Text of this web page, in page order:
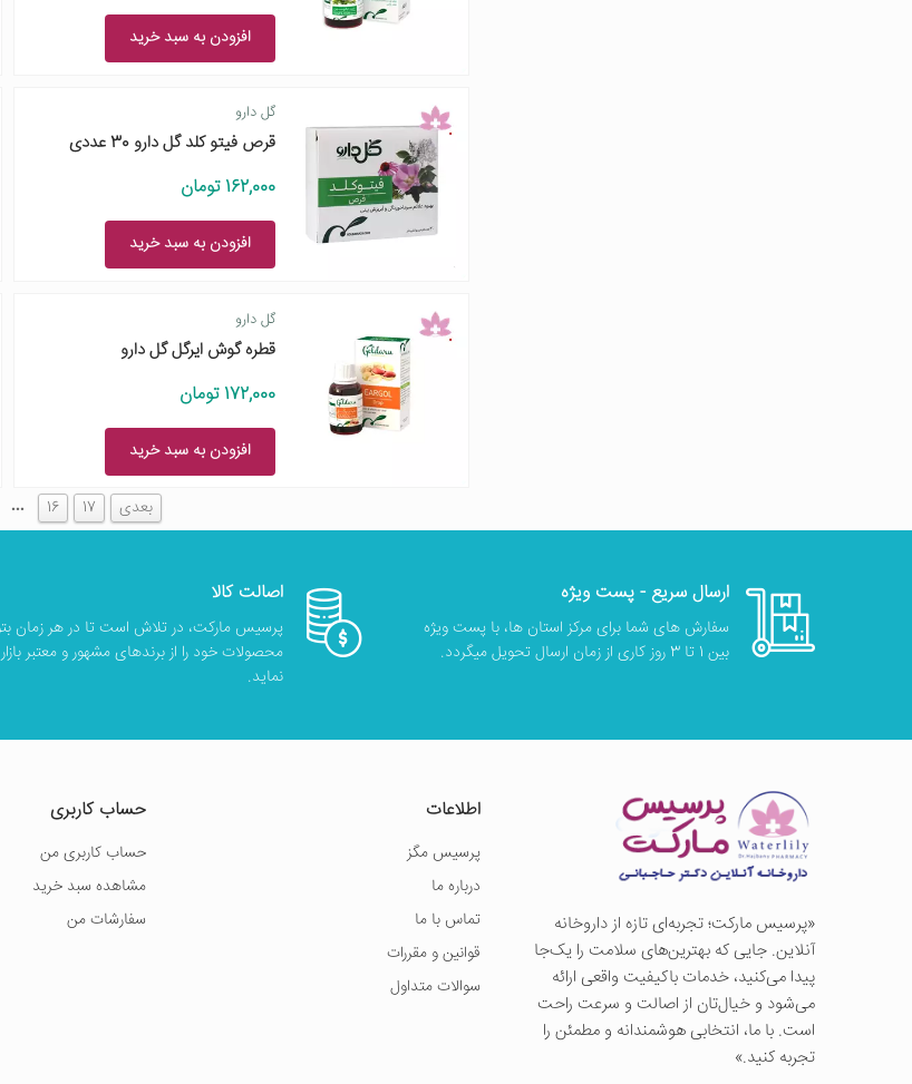
افزودن به سبد خرید
گل دارو
قرص فیتو کلد گل دارو 30 عددی
162,000 تومان
افزودن به سبد خرید
گل دارو
قطره گوش ایرگل گل دارو
172,000 تومان
افزودن به سبد خرید
… 16 17 بعدی
ارسال سریع - پست ویژه
سفارش های شما برای مرکز استان ها، با پست ویژه
بین 1 تا 3 روز کاری از زمان ارسال تحویل میگردد.
اصالت کالا
پرسیس مارکت، در تلاش است تا در هر زمان
محصولات خود را از برندهای مشهور و معتبر
نماید.
«پرسيس ماركت؛ تجربه‌ای تازه از داروخانه
آنلاین. جایی که بهترین‌های سلامت را یک‌جا
پیدا می‌کنید، خدمات باکیفیت واقعی ارائه
می‌شود و خیال‌تان از اصالت و سرعت راحت
است. با ما، انتخابی هوشمندانه و مطمئن را
تجربه کنید.»
اطلاعات
پرسیس مگز
درباره ما
تماس با ما
قوانین و مقررات
سوالات متداول
حساب کاربری
حساب کاربری من
مشاهده سبد خرید
سفارشات من